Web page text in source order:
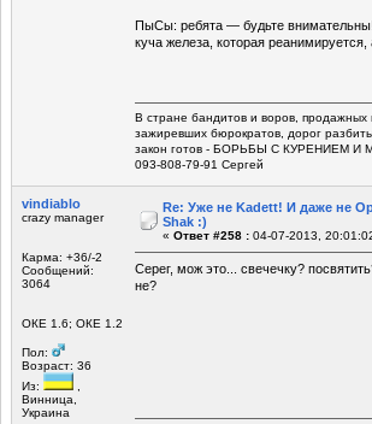
ПыСы: ребята — будьте
куча железа, которая
В стране бандитов и воров,
зажиревших бюрократов, дорог
закон готов - БОРЬБЫ С КУРЕНИЕМ И
093-808-79-91 Сергей
vindiablo
crazy manager
Карма: +36/-2
Сообщений:
3064
ОКЕ 1.6; ОКЕ 1.2
Пол:
Возраст: 36
Из:
Винница,
Украина
Re: Уже не Kadett! И даже не
Shak :)
« Ответ #258 : 04-07-2013,
Серег, мож это... свечечку?
не?